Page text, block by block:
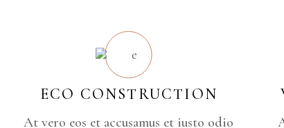
ECO CONSTRUCTION
At vero eos et accusamus et iusto odio